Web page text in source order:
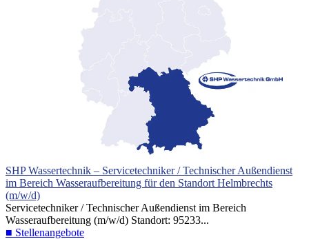
SHP Wassertechnik – Servicetechniker / Technischer Außendienst
im Bereich Wasseraufbereitung für den Standort Helmbrechts
(m/w/d)
Servicetechniker / Technischer Außendienst im Bereich
Wasseraufbereitung (m/w/d) Standort: 95233...
■ Stellenangebote